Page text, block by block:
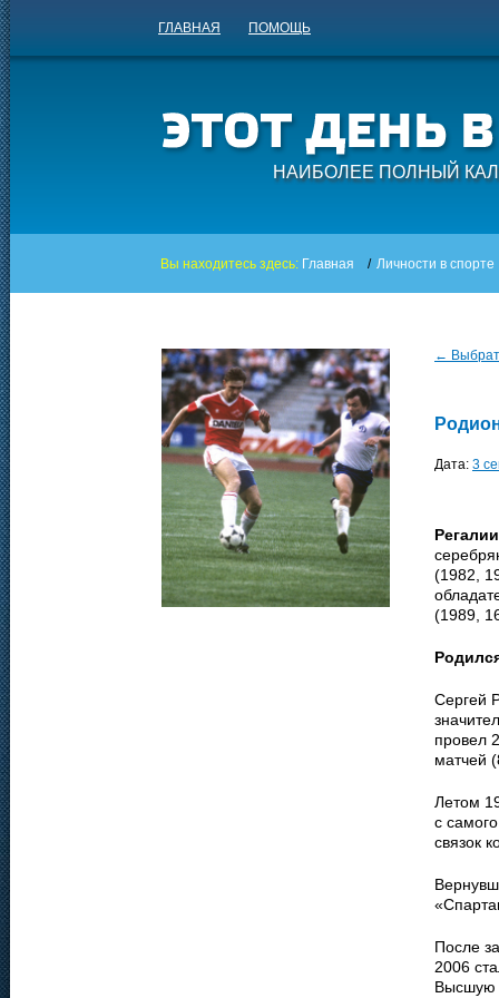
ГЛАВНАЯ ПОМОЩЬ
НАИБОЛЕЕ ПОЛНЫЙ
Вы находитесь здесь: Главная / Личности в спорте
←
Дата: 3
(1982,
(1989,
Сергей
провел
матчей
Летом
с
связок
После
2006
Высшую